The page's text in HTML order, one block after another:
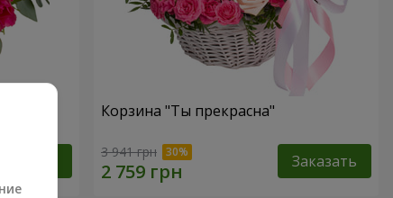
Корзина "Ты прекрасна"
3 941 грн Заказать